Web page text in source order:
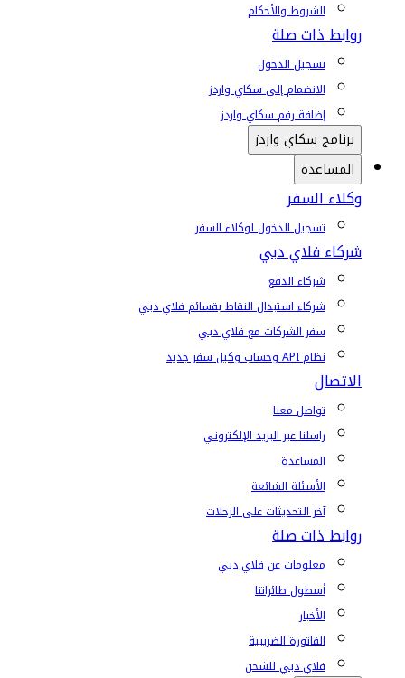
الشروط والأحكام
روابط ذات صلة
تسجيل الدخول
الانضمام إلى سكاي واردز
إضافة رقم سكاي واردز
برنامج سكاي واردز
المساعدة
وكلاء السفر
تسجيل الدخول لوكلاء السفر
شركاء فلاي دبي
شركاء الدفع
شركاء استبدال النقاط بقسائم فلاي دبي
سفر الشركات مع فلاي دبي
نظام API وحساب وكيل سفر جديد
الاتصال
تواصل معنا
راسلنا عبر البريد الإلكتروني
المساعدة
الأسئلة الشائعة
آخر التحديثات على الرحلات
روابط ذات صلة
معلومات عن فلاي دبي
أسطول طائراتنا
الأخبار
الفاتورة الضريبية
فلاي دبي للشحن